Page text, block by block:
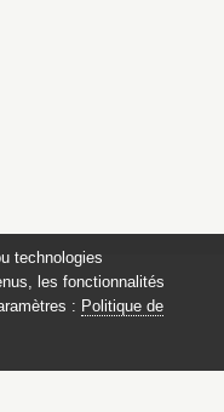
technologies
les fonctionnalités
: Politique de